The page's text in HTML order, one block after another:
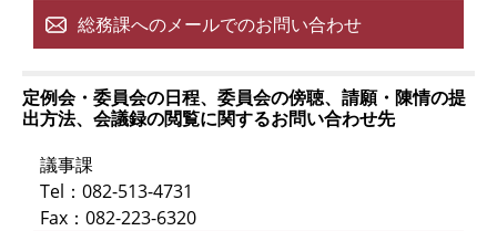
総務課へのメールでのお問い合わせ
定例会・委員会の日程、委員会の傍聴、請願・陳情の提
出方法、会議録の閲覧に関するお問い合わせ先
議事課
Tel：082-513-4731
Fax：082-223-6320